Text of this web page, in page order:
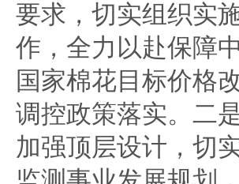
要求，切实组织实
作，全力以赴保障
国家棉花目标价格
调控政策落实。二
加强顶层设计，切